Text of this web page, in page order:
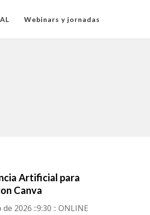
Webinars y jornadas
Artificial para
Canva
2026 ::9:30 :: ONLINE